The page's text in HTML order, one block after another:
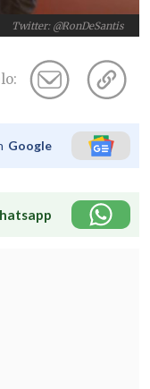
Twitter: @RonDeSantis
Google